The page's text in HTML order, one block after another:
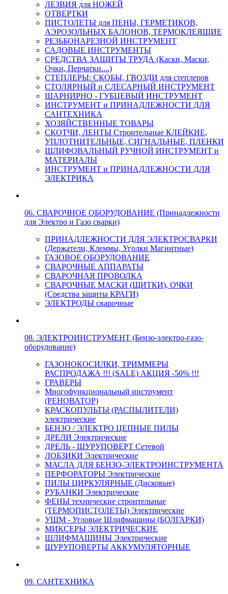
ЛЕЗВИЯ для НОЖЕЙ
ОТВЕРТКИ
ПИСТОЛЕТЫ для ПЕНЫ, ГЕРМЕТИКОВ,
АЭРОЗОЛЬНЫХ БАЛОНОВ, ТЕРМОКЛЕЯЩИЕ
РЕЗЬБОНАРЕЗНОЙ ИНСТРУМЕНТ
САДОВЫЕ ИНСТРУМЕНТЫ
СРЕДСТВА ЗАЩИТЫ ТРУДА (Каски, Маски,
Очки, Перчатки....)
СТЕПЛЕРЫ: СКОБЫ, ГВОЗДИ для степлеров
СТОЛЯРНЫЙ и СЛЕСАРНЫЙ ИНСТРУМЕНТ
ШАРНИРНО - ГУБЦЕВЫЙ ИНСТРУМЕНТ
ИНСТРУМЕНТ и ПРИНАДЛЕЖНОСТИ ДЛЯ
САНТЕХНИКА
ХОЗЯЙСТВЕННЫЕ ТОВАРЫ
СКОТЧИ, ЛЕНТЫ Строительные КЛЕЙКИЕ,
УПЛОТНИТЕЛЬНЫЕ, СИГНАЛЬНЫЕ, ПЛЕНКИ
ШЛИФОВАЛЬНЫЙ РУЧНОЙ ИНСТРУМЕНТ и
МАТЕРИАЛЫ
ИНСТРУМЕНТ и ПРИНАДЛЕЖНОСТИ ДЛЯ
ЭЛЕКТРИКА
06. СВАРОЧНОЕ ОБОРУДОВАНИЕ (Принадлежности
для Электро и Газо сварки)
ПРИНАДЛЕЖНОСТИ ДЛЯ ЭЛЕКТРОСВАРКИ
(Держатели, Клеммы, Уголки Магнитные)
ГАЗОВОЕ ОБОРУДОВАНИЕ
СВАРОЧНЫЕ АППАРАТЫ
СВАРОЧНАЯ ПРОВОЛКА
СВАРОЧНЫЕ МАСКИ (ЩИТКИ), ОЧКИ
(Средства защиты КРАГИ)
ЭЛЕКТРОДЫ сварочные
08. ЭЛЕКТРОИНСТРУМЕНТ (Бензо-электро-газо-
оборудование)
ГАЗОНОКОСИЛКИ, ТРИММЕРЫ
РАСПРОДАЖА !!! (SALE) АКЦИЯ -50% !!!
ГРАВЕРЫ
Многофункциональный инструмент
(РЕНОВАТОР)
КРАСКОПУЛЬТЫ (РАСПЫЛИТЕЛИ)
электрические
БЕНЗО / ЭЛЕКТРО ЦЕПНЫЕ ПИЛЫ
ДРЕЛИ Электрические
ДРЕЛЬ - ШУРУПОВЕРТ Сетевой
ЛОБЗИКИ Электрические
МАСЛА ДЛЯ БЕНЗО-ЭЛЕКТРОИНСТРУМЕНТА
ПЕРФОРАТОРЫ Электрические
ПИЛЫ ЦИРКУЛЯРНЫЕ (Дисковые)
РУБАНКИ Электрические
ФЕНЫ технические строительные
(ТЕРМОПИСТОЛЕТЫ) Электрические
УШМ - Угловые Шлифмашины (БОЛГАРКИ)
МИКСЕРЫ ЭЛЕКТРИЧЕСКИЕ
ШЛИФМАШИНЫ Электрические
ШУРУПОВЕРТЫ АККУМУЛЯТОРНЫЕ
09. САНТЕХНИКА